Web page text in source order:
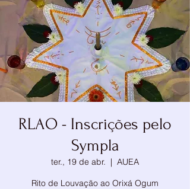
RLAO - Inscrições pelo
Sympla
ter., 19 de abr.
  |
AUEA
Rito de Louvação ao Orixá Ogum